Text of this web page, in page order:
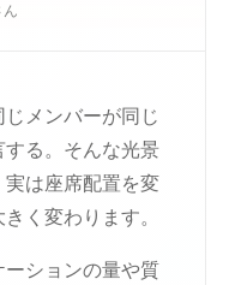
ん
メンバーが同じ
る。そんな光景
は座席配置を変
く変わります。
ションの量や質